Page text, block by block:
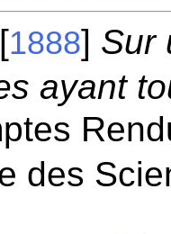
[1888] Sur
ayant
des